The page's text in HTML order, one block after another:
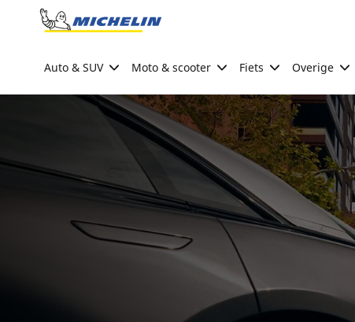
Go to page content
Auto & SUV Moto & scooter Fiets Overige